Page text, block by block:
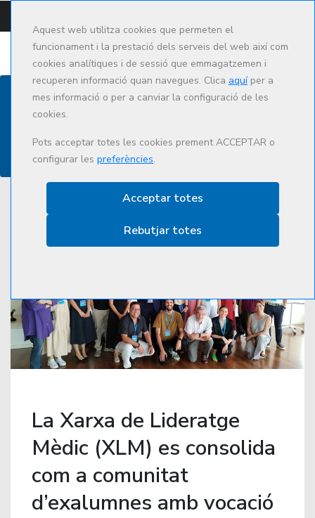
Aquest web utilitza cookies que permeten el
funcionament i la prestació dels serveis del web així com
cookies analítiques i de sessió que emmagatzemen i
recuperen informació quan navegues. Clica aquíper a
mes informació o per a canviar la configuració de les
cookies.
Pots acceptar totes les cookies prement ACCEPTAR o
configurar les preferències.
Acceptar totes
Rebutjar totes
Actualitat
La Xarxa de Lideratge
Mèdic (XLM) es consolida
com a comunitat
d’exalumnes amb vocació